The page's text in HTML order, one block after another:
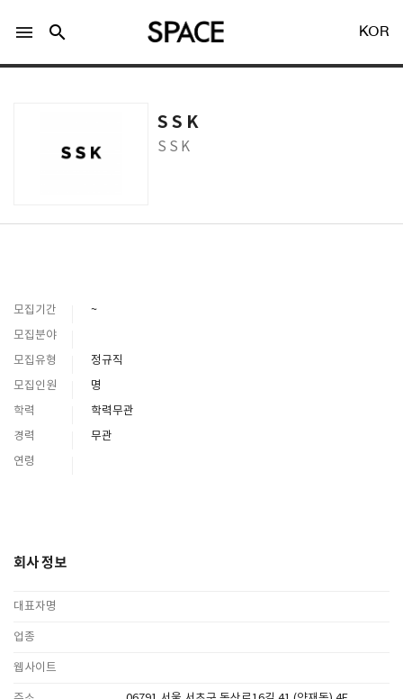
SPACE 소개
Contact
menu search KOR
S S K
S S K
모집기간
~
모집분야
모집유형
정규직
모집인원
명
학력
학력무관
경력
무관
연령
회사 정보
대표자명
업종
웹사이트